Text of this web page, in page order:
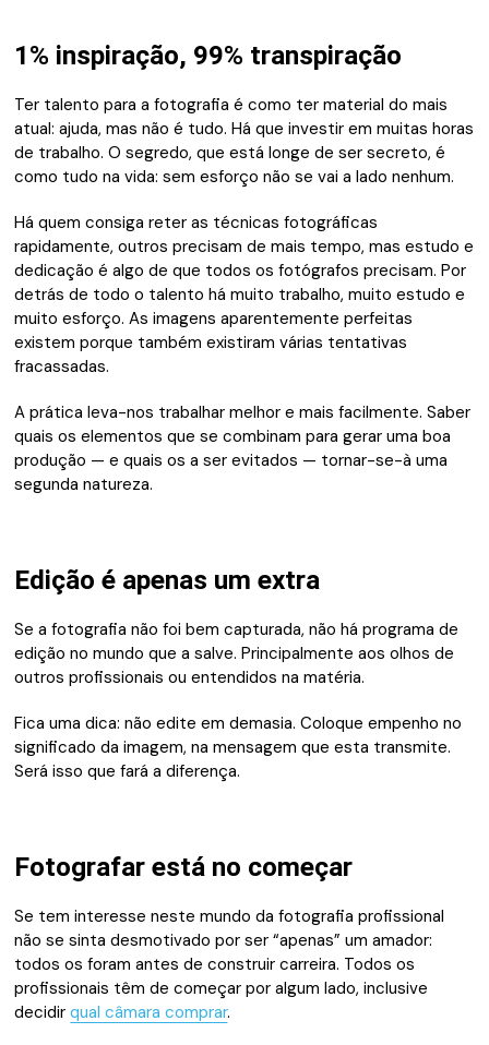
1% inspiração, 99% transpiração
Ter talento para a fotografia é como ter material do mais
atual: ajuda, mas não é tudo. Há que investir em muitas horas
de trabalho. O segredo, que está longe de ser secreto, é
como tudo na vida: sem esforço não se vai a lado nenhum.
Há quem consiga reter as técnicas fotográficas
rapidamente, outros precisam de mais tempo, mas estudo e
dedicação é algo de que todos os fotógrafos precisam. Por
detrás de todo o talento há muito trabalho, muito estudo e
muito esforço. As imagens aparentemente perfeitas
existem porque também existiram várias tentativas
fracassadas.
A prática leva-nos trabalhar melhor e mais facilmente. Saber
quais os elementos que se combinam para gerar uma boa
produção — e quais os a ser evitados — tornar-se-à uma
segunda natureza.
Edição é apenas um extra
Se a fotografia não foi bem capturada, não há programa de
edição no mundo que a salve. Principalmente aos olhos de
outros profissionais ou entendidos na matéria.
Fica uma dica: não edite em demasia. Coloque empenho no
significado da imagem, na mensagem que esta transmite.
Será isso que fará a diferença.
Fotografar está no começar
Se tem interesse neste mundo da fotografia profissional
não se sinta desmotivado por ser “apenas” um amador:
todos os foram antes de construir carreira. Todos os
profissionais têm de começar por algum lado, inclusive
decidirqual câmara comprar.